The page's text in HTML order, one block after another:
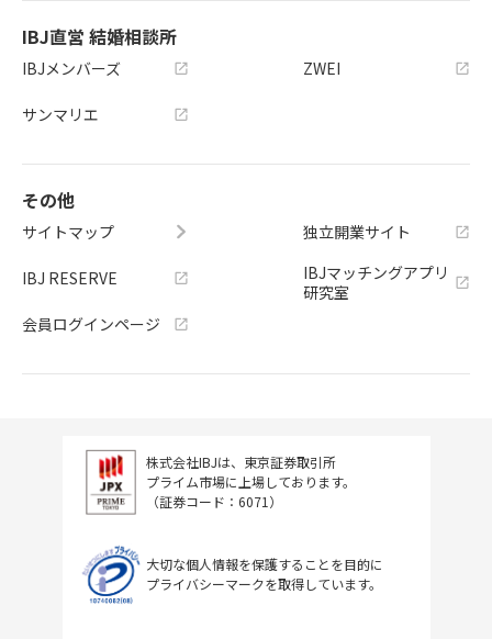
IBJ直営 結婚相談所
IBJメンバーズ
サンマリエ
ZWEI
その他
サイトマップ
IBJ RESERVE
会員ログインページ
独立開業サイト
IBJマッチングアプリ
研究室
株式会社IBJは、東京証券取引所
プライム市場に上場しております。
（証券コード：6071）
大切な個人情報を保護することを目的に
プライバシーマークを取得しています。